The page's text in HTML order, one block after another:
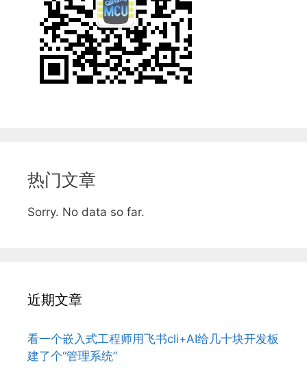
热门文章
Sorry. No data so far.
近期文章
看一个嵌入式工程师用飞书cli+AI给几十块开发板
建了个“管理系统”